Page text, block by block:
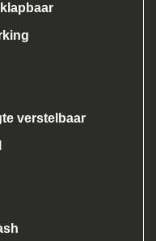
verstelbaar